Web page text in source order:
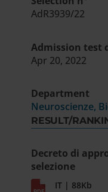
AdR3939/22
Admission test
Apr 20, 2022
Department
Neuroscienze,
RESULT/
Decreto di
selezione
IT | 88Kb